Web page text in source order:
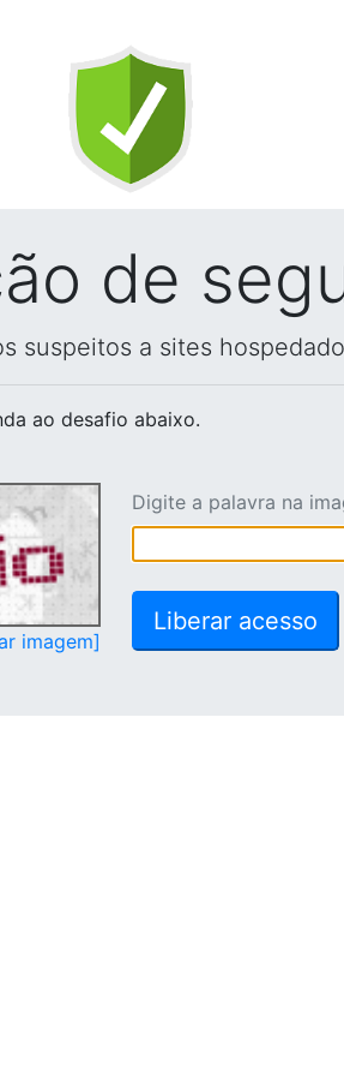
de
suspeitos a sites
ao desafio abaixo.
imagem]
Digite a palavra na